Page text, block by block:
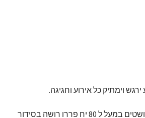
וימתיק כל אירוע וחגיגה.
7 קומות של לבבות מעץ עם הכיתוב I LOVE YOU מעל מקושטים במעל ל 80 יח פררו רושה בסידור